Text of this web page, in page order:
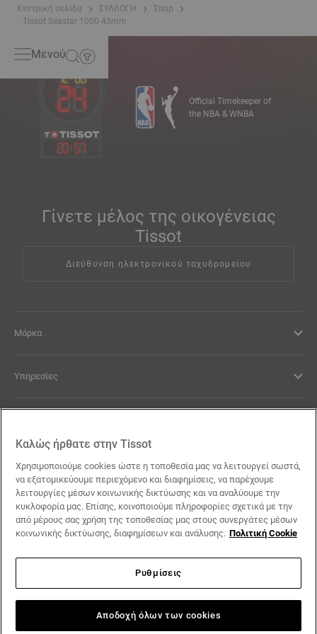
*Non-contractual image
Κεντρική σελίδα ΣΥΛΛΟΓΗ
Σπορ
Tissot Seastar 1000 43mm
Μενού
20:57
Official Timekeeper of
the NBA & WNBA
Γίνετε μέλος της οικογένειας
Tissot
Διεύθυνση ηλεκτρονικού ταχυδρομείου
Μάρκα
Υπηρεσίες
Επικοινωνία
Οι Υποσχέσεις μας
Ακολουθήστε μας στα social media
Αλλαγή χώρας Tissot Copyrights 2026
Καλώς ήρθατε στην Tissot
Χρησιμοποιούμε cookies ώστε η τοποθεσία μας να λειτουργεί σωστά,
να εξατομικεύουμε περιεχόμενο και διαφημίσεις, να παρέχουμε
λειτουργίες μέσων κοινωνικής δικτύωσης και να αναλύουμε την
κυκλοφορία μας. Επίσης, κοινοποιούμε πληροφορίες σχετικά με την
από μέρους σας χρήση της τοποθεσίας μας στους συνεργάτες μέσων
κοινωνικής δικτύωσης, διαφημίσεων και ανάλυσης. Πολιτική Cookie
Ρυθμίσεις
Αποδοχή όλων των cookies